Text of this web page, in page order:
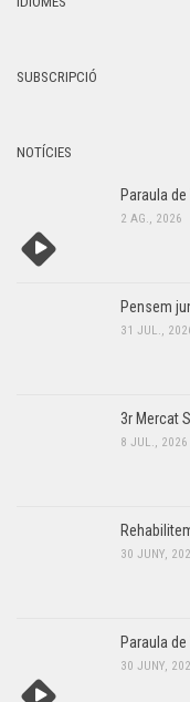
SUBSCRIPCIÓ
NOTÍCIES
Paraula
2 AG., 2026
Pensem
31 JUL.,
3r Mercat
8 JUL., 2026
30 JUNY,
Paraula
30 JUNY,